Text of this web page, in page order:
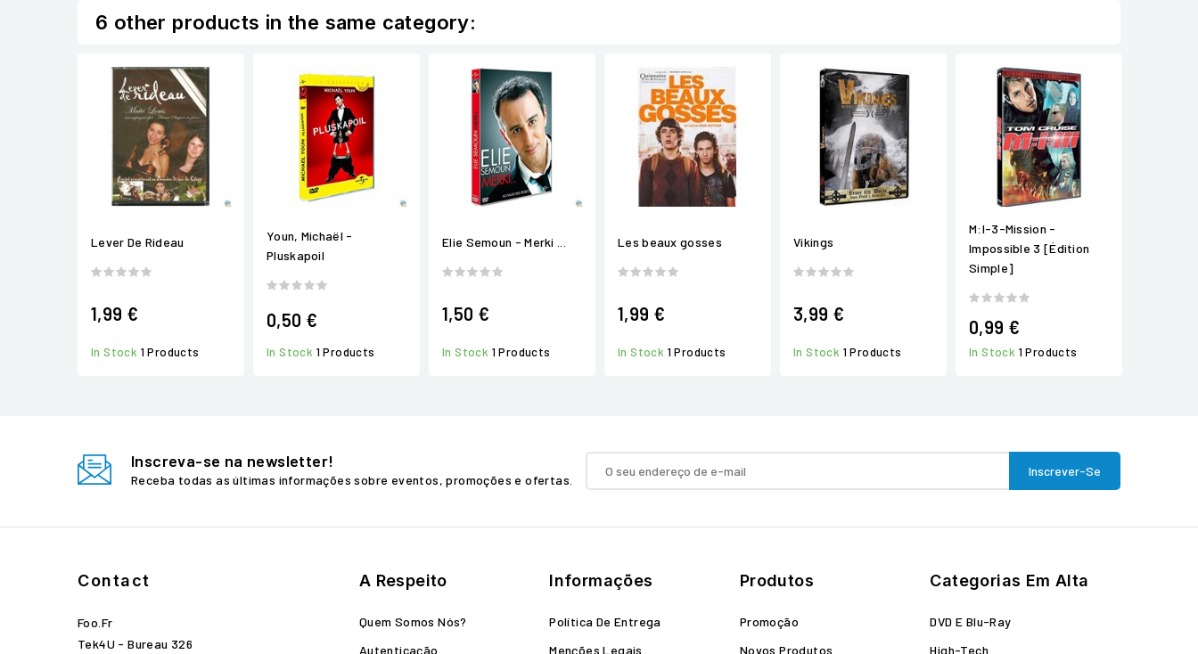
6 other products in the same category:
Lever De Rideau
1,99 €
In Stock 1 Products
Youn, Michaël -
Pluskapoil
0,50 €
In Stock 1 Products
Elie Semoun - Merki ...
1,50 €
In Stock 1 Products
Les beaux gosses
1,99 €
In Stock 1 Products
Vikings
3,99 €
In Stock 1 Products
M:I-3-Mission -
Impossible 3 [Édition
Simple]
0,99 €
In Stock 1 Products
Inscreva-se na newsletter!
Receba todas as últimas informações sobre eventos, promoções e ofertas.
Contact
Foo.fr
Tek4U - Bureau 326
A Respeito
Quem Somos Nós?
Autenticação
Informações
Política De Entrega
Menções Legais
Produtos
Promoção
Novos Produtos
Categorias Em Alta
DVD E Blu-Ray
High-Tech